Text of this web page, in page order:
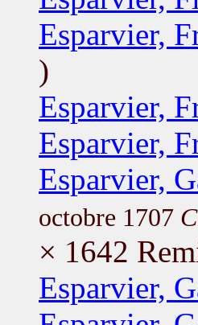
Esparvier,
)
Esparvier,
Esparvier,
Esparvier,
octobre 1707
× 1642
Esparvier,